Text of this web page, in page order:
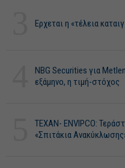
Ερχεται η «τέλεια
NBG Securities για
εξάμηνο, η τιμή-στόχος
ΤΕΧΑΝ- ENVIPCO:
«Σπιτάκια